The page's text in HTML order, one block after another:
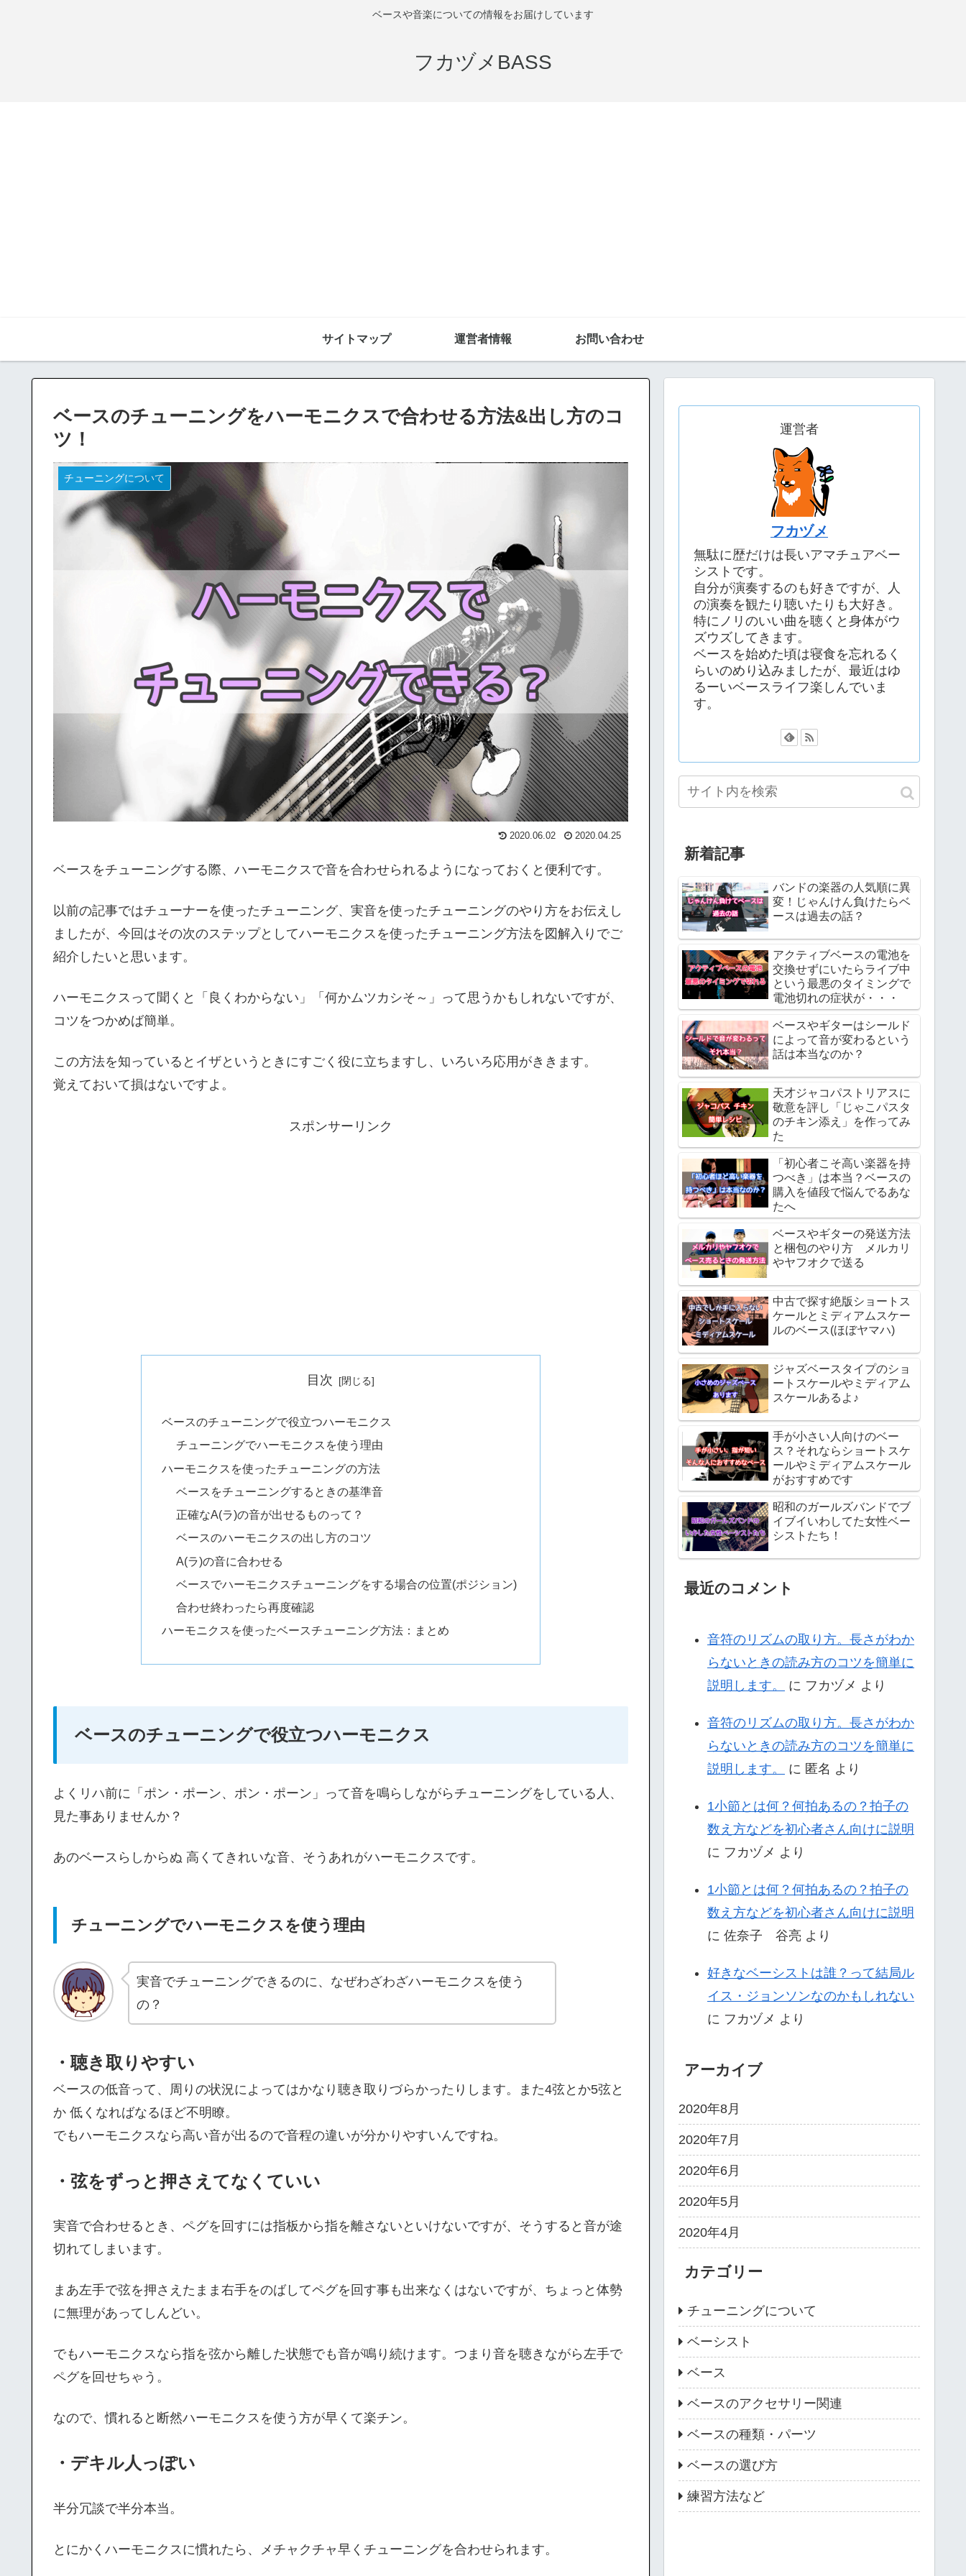
ベースや音楽についての情報をお届けしています
フカヅメBASS
サイトマップ 運営者情報 お問い合わせ
ベースのチューニングをハーモニクスで合わせる方法&出し方のコ
ツ！
チューニングについて
2020.06.02 2020.04.25
ベースをチューニングする際、ハーモニクスで音を合わせられるようになっておくと便利です。
以前の記事ではチューナーを使ったチューニング、実音を使ったチューニングのやり方をお伝えし
ましたが、今回はその次のステップとしてハーモニクスを使ったチューニング方法を図解入りでご
紹介したいと思います。
ハーモニクスって聞くと「良くわからない」「何かムツカシそ～」って思うかもしれないですが、
コツをつかめば簡単。
この方法を知っているとイザというときにすごく役に立ちますし、いろいろ応用がききます。
覚えておいて損はないですよ。
スポンサーリンク
目次
ベースのチューニングで役立つハーモニクス
チューニングでハーモニクスを使う理由
ハーモニクスを使ったチューニングの方法
ベースをチューニングするときの基準音
正確なA(ラ)の音が出せるものって？
ベースのハーモニクスの出し方のコツ
A(ラ)の音に合わせる
ベースでハーモニクスチューニングをする場合の位置(ポジション)
合わせ終わったら再度確認
ハーモニクスを使ったベースチューニング方法：まとめ
ベースのチューニングで役立つハーモニクス
よくリハ前に「ポン・ポーン、ポン・ポーン」って音を鳴らしながらチューニングをしている人、
見た事ありませんか？
あのベースらしからぬ 高くてきれいな音、そうあれがハーモニクスです。
チューニングでハーモニクスを使う理由
実音でチューニングできるのに、なぜわざわざハーモニクスを使う
の？
・聴き取りやすい
ベースの低音って、周りの状況によってはかなり聴き取りづらかったりします。また4弦とか5弦と
か 低くなればなるほど不明瞭。
でもハーモニクスなら高い音が出るので音程の違いが分かりやすいんですね。
・弦をずっと押さえてなくていい
実音で合わせるとき、ペグを回すには指板から指を離さないといけないですが、そうすると音が途
切れてしまいます。
まあ左手で弦を押さえたまま右手をのばしてペグを回す事も出来なくはないですが、ちょっと体勢
に無理があってしんどい。
でもハーモニクスなら指を弦から離した状態でも音が鳴り続けます。つまり音を聴きながら左手で
ペグを回せちゃう。
なので、慣れると断然ハーモニクスを使う方が早くて楽チン。
・デキル人っぽい
半分冗談で半分本当。
とにかくハーモニクスに慣れたら、メチャクチャ早くチューニングを合わせられます。
運営者
フカヅメ
無駄に歴だけは長いアマチュアベー
シストです。
自分が演奏するのも好きですが、人
の演奏を観たり聴いたりも大好き。
特にノリのいい曲を聴くと身体がウ
ズウズしてきます。
ベースを始めた頃は寝食を忘れるく
らいのめり込みましたが、最近はゆ
るーいベースライフ楽しんでいま
す。
新着記事
バンドの楽器の人気順に異
変！じゃんけん負けたらベ
ースは過去の話？
アクティブベースの電池を
交換せずにいたらライブ中
という最悪のタイミングで
電池切れの症状が・・・
ベースやギターはシールド
によって音が変わるという
話は本当なのか？
天才ジャコパストリアスに
敬意を評し「じゃこパスタ
のチキン添え」を作ってみ
た
「初心者こそ高い楽器を持
つべき」は本当？ベースの
購入を値段で悩んでるあな
たへ
ベースやギターの発送方法
と梱包のやり方 メルカリ
やヤフオクで送る
中古で探す絶版ショートス
ケールとミディアムスケー
ルのベース(ほぼヤマハ)
ジャズベースタイプのショ
ートスケールやミディアム
スケールあるよ♪
手が小さい人向けのベー
ス？それならショートスケ
ールやミディアムスケール
がおすすめです
昭和のガールズバンドでブ
イブイいわしてた女性ベー
シストたち！
最近のコメント
音符のリズムの取り方。長さがわか
らないときの読み方のコツを簡単に
説明します。
に フカヅメ より
音符のリズムの取り方。長さがわか
らないときの読み方のコツを簡単に
説明します。
に 匿名 より
1小節とは何？何拍あるの？拍子の
数え方などを初心者さん向けに説明
に フカヅメ より
1小節とは何？何拍あるの？拍子の
数え方などを初心者さん向けに説明
に 佐奈子 谷亮 より
好きなベーシストは誰？って結局ル
イス・ジョンソンなのかもしれない
に フカヅメ より
アーカイブ
2020年8月
2020年7月
2020年6月
2020年5月
2020年4月
カテゴリー
チューニングについて
ベーシスト
ベース
ベースのアクセサリー関連
ベースの種類・パーツ
ベースの選び方
練習方法など